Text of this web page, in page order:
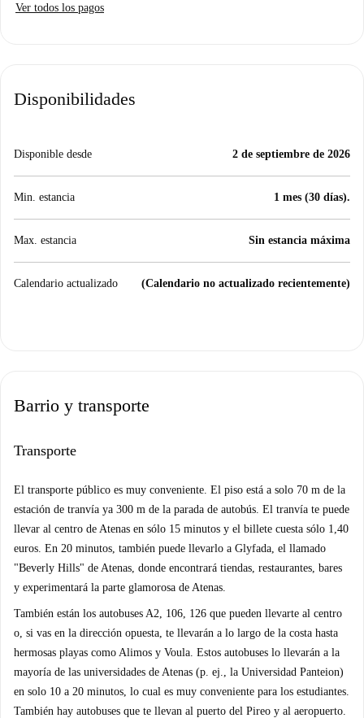
Ver todos los pagos
Disponibilidades
Disponible desde 2 de septiembre de 2026
Min. estancia 1 mes (30 días).
Max. estancia Sin estancia máxima
Calendario actualizado (Calendario no actualizado recientemente)
Barrio y transporte
Transporte
El transporte público es muy conveniente. El piso está a solo 70 m de la
estación de tranvía ya 300 m de la parada de autobús. El tranvía te puede
llevar al centro de Atenas en sólo 15 minutos y el billete cuesta sólo 1,40
euros. En 20 minutos, también puede llevarlo a Glyfada, el llamado
"Beverly Hills" de Atenas, donde encontrará tiendas, restaurantes, bares
y experimentará la parte glamorosa de Atenas.
También están los autobuses A2, 106, 126 que pueden llevarte al centro
o, si vas en la dirección opuesta, te llevarán a lo largo de la costa hasta
hermosas playas como Alimos y Voula. Estos autobuses lo llevarán a la
mayoría de las universidades de Atenas (p. ej., la Universidad Panteion)
en solo 10 a 20 minutos, lo cual es muy conveniente para los estudiantes.
También hay autobuses que te llevan al puerto del Pireo y al aeropuerto.